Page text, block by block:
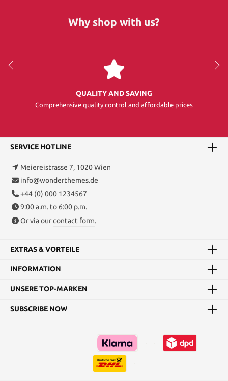
Why shop with us?
QUALITY AND SAVING
Comprehensive quality control and affordable prices
SERVICE HOTLINE
Meiereistrasse 7, 1020 Wien
info@wonderthemes.de
+44 (0) 000 1234567
9:00 a.m. to 6:00 p.m.
Or via ourcontact form.
EXTRAS & VORTEILE
INFORMATION
UNSERE TOP-MARKEN
SUBSCRIBE NOW